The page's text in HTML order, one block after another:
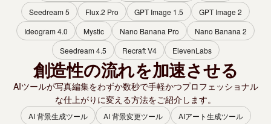
Seedream 5
Flux.2 Pro GPT Image 1.5
GPT Image 2
Ideogram 4.0
Mystic Nano Banana Pro
Nano Banana 2
Seedream 4.5
Recraft V4 ElevenLabs
創造性の流れを加速させる
AIツールが写真編集をわずか数秒で手軽かつプロフェッショナル
な仕上がりに変える方法をご紹介します。
AI 背景生成ツール AI 背景変更ツール
AIアート生成ツール